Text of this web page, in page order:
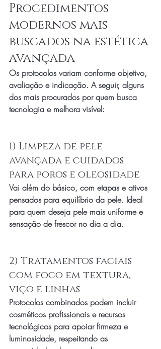
Procedimentos
modernos mais
buscados na estética
avançada
Os protocolos variam conforme objetivo,
avaliação e indicação. A seguir, alguns
dos mais procurados por quem busca
tecnologia e melhora visível:
1) Limpeza de pele
avançada e cuidados
para poros e oleosidade
Vai além do básico, com etapas e ativos
pensados para equilíbrio da pele. Ideal
para quem deseja pele mais uniforme e
sensação de frescor no dia a dia.
2) Tratamentos faciais
com foco em textura,
viço e linhas
Protocolos combinados podem incluir
cosméticos profissionais e recursos
tecnológicos para apoiar firmeza e
luminosidade, respeitando as